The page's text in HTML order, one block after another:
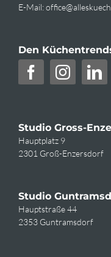
E-Mail:
Den
Studio Gross-
Hauptplatz 9
2301 Groß-Enzersdorf
Studio
Hauptstraße 44
2353 Guntramsdorf